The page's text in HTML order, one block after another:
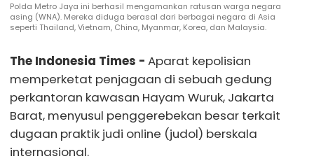
Polda Metro Jaya ini berhasil mengamankan ratusan warga negara
asing (WNA). Mereka diduga berasal dari berbagai negara di Asia
seperti Thailand, Vietnam, China, Myanmar, Korea, dan Malaysia.
The Indonesia Times - Aparat kepolisian
memperketat penjagaan di sebuah gedung
perkantoran kawasan Hayam Wuruk, Jakarta
Barat, menyusul penggerebekan besar terkait
dugaan praktik judi online (judol) berskala
internasional.